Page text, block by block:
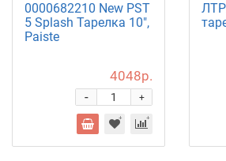
0000682210 New PST
5 Splash Тарелка 10",
Paiste
4048р.
+
-